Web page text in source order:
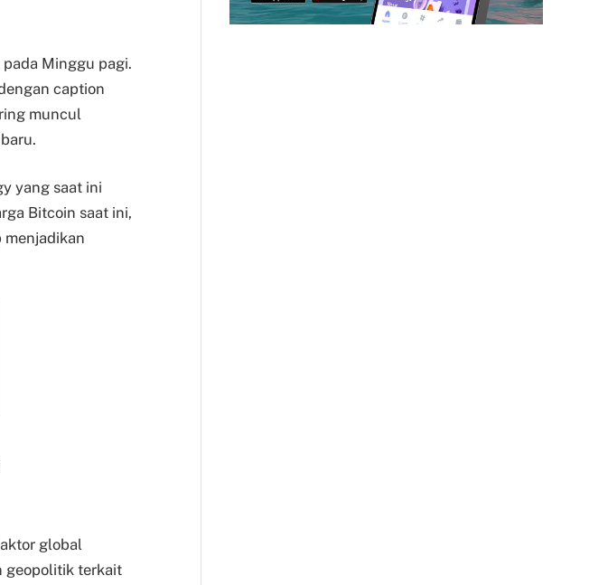
Minggu pagi.
caption
muncul
yang saat ini
Bitcoin saat ini,
global
geopolitik terkait